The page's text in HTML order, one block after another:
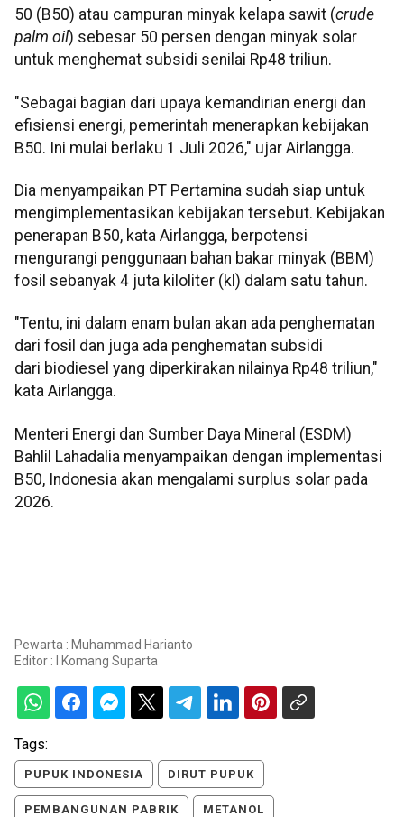
50 (B50) atau campuran minyak kelapa sawit (crude
palm oil) sebesar 50 persen dengan minyak solar
untuk menghemat subsidi senilai Rp48 triliun.
"Sebagai bagian dari upaya kemandirian energi dan
efisiensi energi, pemerintah menerapkan kebijakan
B50. Ini mulai berlaku 1 Juli 2026," ujar Airlangga.
Dia menyampaikan PT Pertamina sudah siap untuk
mengimplementasikan kebijakan tersebut. Kebijakan
penerapan B50, kata Airlangga, berpotensi
mengurangi penggunaan bahan bakar minyak (BBM)
fosil sebanyak 4 juta kiloliter (kl) dalam satu tahun.
"Tentu, ini dalam enam bulan akan ada penghematan
dari fosil dan juga ada penghematan subsidi
dari biodiesel yang diperkirakan nilainya Rp48 triliun,"
kata Airlangga.
Menteri Energi dan Sumber Daya Mineral (ESDM)
Bahlil Lahadalia menyampaikan dengan implementasi
B50, Indonesia akan mengalami surplus solar pada
2026.
Pewarta : Muhammad Harianto
Editor : I Komang Suparta
Tags:
PUPUK INDONESIA DIRUT PUPUK
PEMBANGUNAN PABRIK METANOL